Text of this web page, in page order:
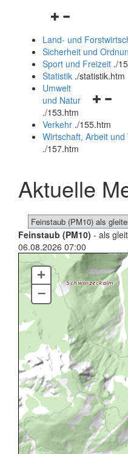
Navigationsmenü
und
schließen
Land- und
Sicherheit und
Sport und Freizeit ./
Statistik ./statistik.htm
und
Umwelt
und Natur
./153.htm
Verkehr ./155.htm
Wirtschaft, Arbeit und
./157.htm
Aktuelle
Feinstaub (PM10) - als
06.08.2026 07:00
+
–